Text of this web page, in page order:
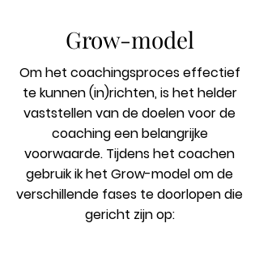
Grow-model
Om het coachingsproces effectief
te kunnen (in)richten, is het helder
vaststellen van de doelen voor de
coaching een belangrijke
voorwaarde. Tijdens het coachen
gebruik ik het Grow-model om de
verschillende fases te doorlopen die
gericht zijn op: